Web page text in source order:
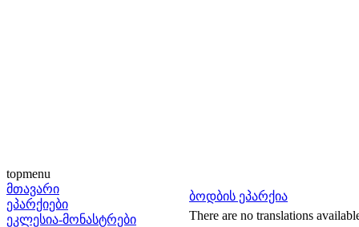
topmenu
მთავარი
ეპარქიები
ეკლესია-მონასტრები
ბოდბის ეპარქია
There are no translations